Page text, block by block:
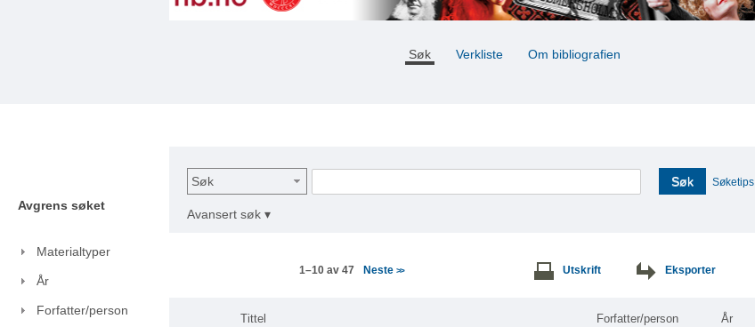
Søk Verkliste Om bibliografien
Avgrens søket
Materialtyper
År
Forfatter/person
Søk Søk Søketips
Avansert søk ▾
1–10 av 47 Neste>> Utskrift Eksporter
Tittel Forfatter/person År